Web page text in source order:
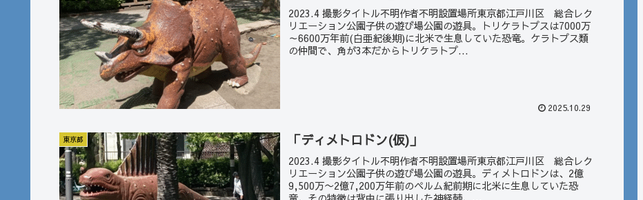
2023.4 撮影タイトル不明作者不明設置場所東京都江戸川区 総合レク
リエーション公園子供の遊び場公園の遊具。トリケラトプスは7000万
～6600万年前(白亜紀後期)に北米で生息していた恐竜。ケラトプス類
の仲間で、角が3本だからトリケラトプ...
2025.10.29
東京都 「ディメトロドン(仮)」
2023.4 撮影タイトル不明作者不明設置場所東京都江戸川区 総合レク
リエーション公園子供の遊び場公園の遊具。ディメトロドンは、2億
9,500万〜2億7,200万年前のペルム紀前期に北米に生息していた恐